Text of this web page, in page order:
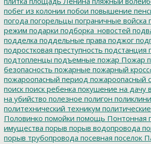
побег из колонии побои повышение
погода погорельцы пограничные войска
режим подарки подборка_новостей
подделка поддельные права поджог
подростковая преступность подстанция
подтопленцы подъемные пожар Пожар
безопасность пожарные пожарный
пожароопасный период пожароопасный
поиск поиск ребенка покушение на дачу
на убийство полезное полигон
политехнический техникум
Половинко помойки помощь Понтонная
имущества порыв порыв водопровода
порыв трубопровода посевная поселок